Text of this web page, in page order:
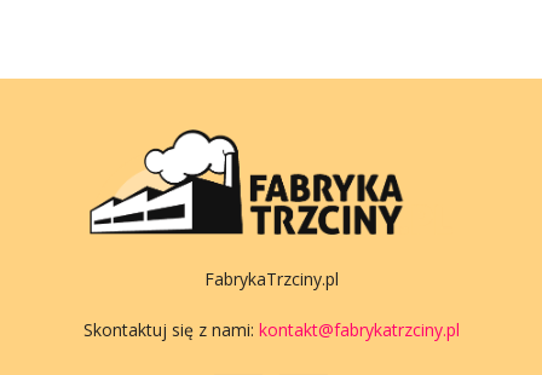
FabrykaTrzciny.pl
Skontaktuj się z nami: kontakt@fabrykatrzciny.pl